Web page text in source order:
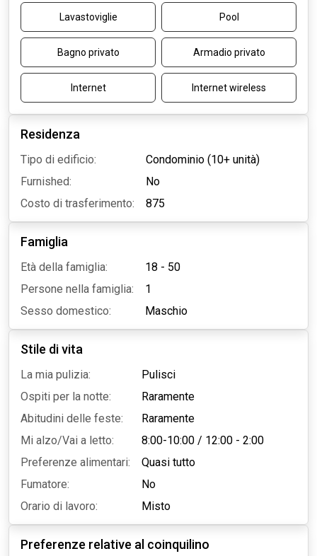
Lavastoviglie Pool
Bagno privato Armadio privato
Internet Internet wireless
Residenza
Tipo di edificio:
Condominio (10+ unità)
Furnished:
No
Costo di trasferimento:
875
Famiglia
Età della famiglia:
18 - 50
Persone nella famiglia:
1
Sesso domestico:
Maschio
Stile di vita
La mia pulizia:
Pulisci
Ospiti per la notte:
Raramente
Abitudini delle feste:
Raramente
Mi alzo/Vai a letto:
8:00-10:00 / 12:00 - 2:00
Preferenze alimentari:
Quasi tutto
Fumatore:
No
Orario di lavoro:
Misto
Preferenze relative al coinquilino